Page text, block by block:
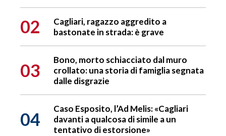
02
Cagliari, ragazzo aggredito a
bastonate in strada: è grave
03
Bono, morto schiacciato dal muro
crollato: una storia di famiglia segnata
dalle disgrazie
04
Caso Esposito, l’Ad Melis: «Cagliari
davanti a qualcosa di simile a un
tentativo di estorsione»